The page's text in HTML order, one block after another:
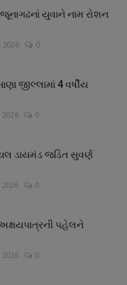
યુવાને નામ રોશન
2026 0
જીલ્લામાં 4 વર્ષીય
0
ડાયમંડ જડિત સુવર્ણ
0
પહેલને
0